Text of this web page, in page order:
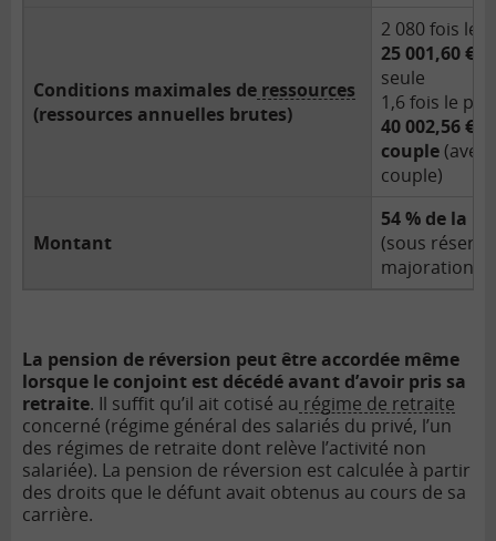
Conditions maximales de ressources
(ressources annuelles brutes)
2 080 fois le
25 001,60 €/
seule
1,6 fois le
40 002,56 €/
couple(avec
couple)
Montant
54 % de la
(sous
majorations).
La pension de réversion peut être accordée même
lorsque le conjoint est décédé avant d’avoir pris sa
retraite. Il suffit qu’il ait cotisé au régime de retraite
concerné (régime général des salariés du privé, l’un
des régimes de retraite dont relève l’activité non
salariée). La pension de réversion est calculée à partir
des droits que le défunt avait obtenus au cours de sa
carrière.